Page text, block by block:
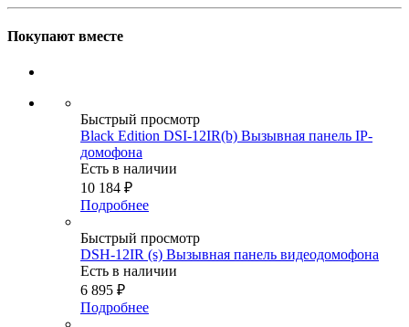
Покупают вместе
Быстрый просмотр
Black Edition DSI-12IR(b) Вызывная панель IP-
домофона
Есть в наличии
10 184 ₽
Подробнее
Быстрый просмотр
DSH-12IR (s) Вызывная панель видеодомофона
Есть в наличии
6 895 ₽
Подробнее